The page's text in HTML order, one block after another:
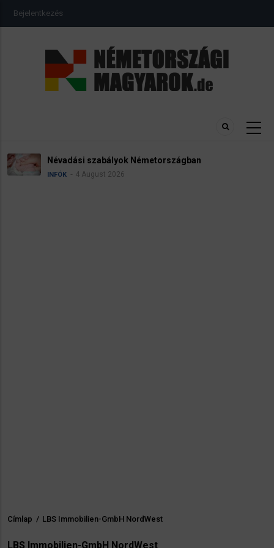
USER
ACCOUNT
Bejelentkezés
Névadási szabályok Németországban
INFÓK 4 August 2026
Morzsa
Címlap / LBS Immobilien-GmbH NordWest
LBS Immobilien-GmbH NordWest